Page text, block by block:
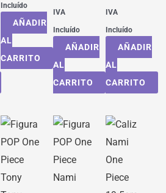
Incluído
AÑADIR
AL
CARRITO
IVA
Incluído
AÑADIR
AL
CARRITO
IVA
Incluído
AÑADIR
AL
CARRITO